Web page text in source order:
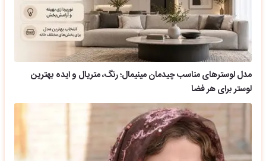
مدل لوسترهای مناسب چیدمان مینیمال؛ رنگ، متریال و ایده بهترین
لوستر برای هر فضا